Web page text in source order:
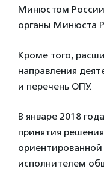
Минюстом
органы Минюста
Кроме того,
направления
и перечень ОПУ.
В январе 2018
принятия
исполнителем